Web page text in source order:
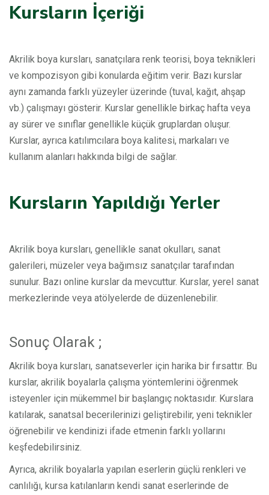
Kursların İçeriği
Akrilik boya kursları, sanatçılara renk teorisi, boya teknikleri
ve kompozisyon gibi konularda eğitim verir. Bazı kurslar
aynı zamanda farklı yüzeyler üzerinde (tuval, kağıt, ahşap
vb.) çalışmayı gösterir. Kurslar genellikle birkaç hafta veya
ay sürer ve sınıflar genellikle küçük gruplardan oluşur.
Kurslar, ayrıca katılımcılara boya kalitesi, markaları ve
kullanım alanları hakkında bilgi de sağlar.
Kursların Yapıldığı Yerler
Akrilik boya kursları, genellikle sanat okulları, sanat
galerileri, müzeler veya bağımsız sanatçılar tarafından
sunulur. Bazı online kurslar da mevcuttur. Kurslar, yerel sanat
merkezlerinde veya atölyelerde de düzenlenebilir.
Sonuç Olarak ;
Akrilik boya kursları, sanatseverler için harika bir fırsattır. Bu
kurslar, akrilik boyalarla çalışma yöntemlerini öğrenmek
isteyenler için mükemmel bir başlangıç noktasıdır. Kurslara
katılarak, sanatsal becerilerinizi geliştirebilir, yeni teknikler
öğrenebilir ve kendinizi ifade etmenin farklı yollarını
keşfedebilirsiniz.
Ayrıca, akrilik boyalarla yapılan eserlerin güçlü renkleri ve
canlılığı, kursa katılanların kendi sanat eserlerinde de